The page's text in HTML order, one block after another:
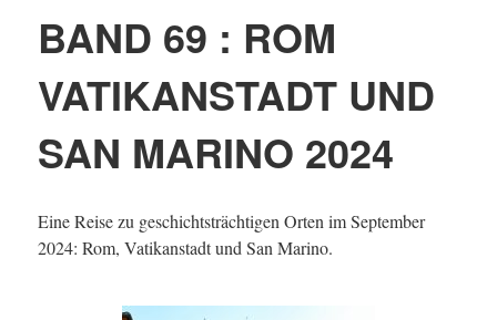
BAND 69 : ROM
VATIKANSTADT UND
SAN MARINO 2024
Eine Reise zu geschichtsträchtigen Orten im September
2024: Rom, Vatikanstadt und San Marino.